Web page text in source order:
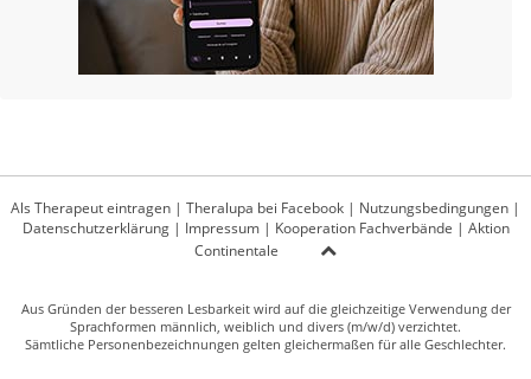
Als Therapeut eintragen | Theralupa bei Facebook | Nutzungsbedingungen |
Datenschutzerklärung| Impressum| Kooperation Fachverbände | Aktion
Continentale
Aus Gründen der besseren Lesbarkeit wird auf die gleichzeitige Verwendung der
Sprachformen männlich, weiblich und divers (m/w/d) verzichtet.
Sämtliche Personenbezeichnungen gelten gleichermaßen für alle Geschlechter.